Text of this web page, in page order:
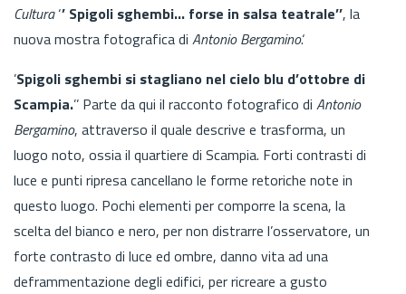
Cultura‘’ Spigoli sghembi… forse in salsa teatrale’’, la
nuova mostra fotografica di Antonio Bergamino.‘
’Spigoli sghembi si stagliano nel cielo blu d’ottobre di
Scampia.’’ Parte da qui il racconto fotografico di Antonio
Bergamino, attraverso il quale descrive e trasforma, un
luogo noto, ossia il quartiere di Scampia. Forti contrasti di
luce e punti ripresa cancellano le forme retoriche note in
questo luogo. Pochi elementi per comporre la scena, la
scelta del bianco e nero, per non distrarre l’osservatore, un
forte contrasto di luce ed ombre, danno vita ad una
deframmentazione degli edifici, per ricreare a gusto